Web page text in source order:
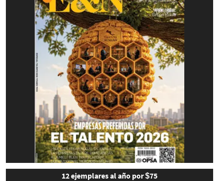
12 ejemplares al año por $75